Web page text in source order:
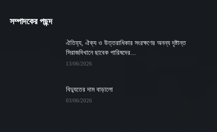
সম্পাদকের পছন্দ
ঐতিহ্য, ঐক্য ও উত্তরাধিকার সংরক্ষণের অনন্য দৃষ্টান্ত
সিরাজদিখানে ছাবেক পারিষদের...
13/06/2026
বিদ্যুতের দাম বাড়ালো
03/06/2026